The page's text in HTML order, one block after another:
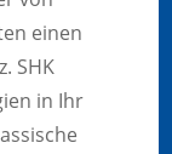
einen
SHK
in Ihr